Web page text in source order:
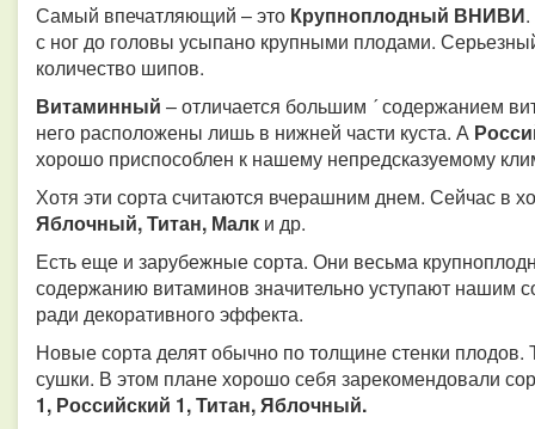
Самый впечатляющий – это Крупноплодный ВНИВИ
с ног до головы усыпано крупными плодами.
количество шипов.
Витаминный – отличается большим ´ содержанием
него расположены лишь в нижней части куста. А
хорошо приспособлен к нашему непредсказуемому
Хотя эти сорта считаются вчерашним днем. Сейчас в
Яблочный, Титан, Малк и др.
Есть еще и зарубежные сорта. Они весьма
содержанию витаминов значительно уступают нашим
ради декоративного эффекта.
Новые сорта делят обычно по толщине стенки плодов.
сушки. В этом плане хорошо себя зарекомендовали
1, Российский 1, Титан, Яблочный.